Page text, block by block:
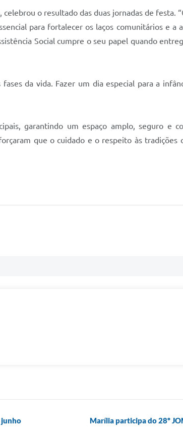
o resultado das duas jornadas de festa.
para fortalecer os laços comunitários e
Social cumpre o seu papel quando
da vida. Fazer um dia especial para a
garantindo um espaço amplo, seguro e
que o cuidado e o respeito às
junho Marília participa do 28º